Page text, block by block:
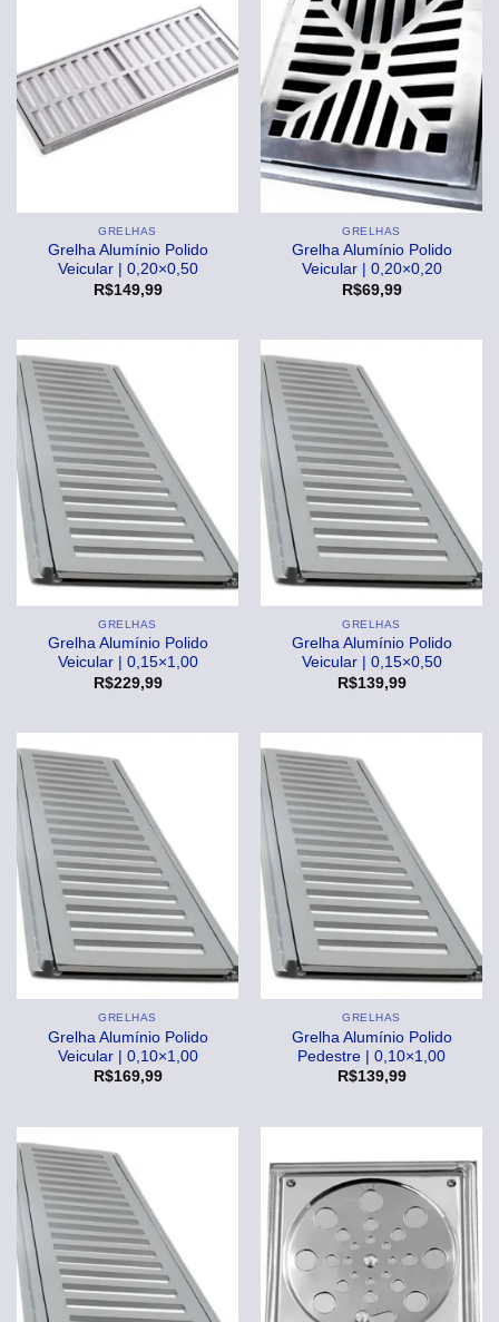
GRELHAS
Grelha Alumínio Polido
Veicular | 0,20×0,50
R$149,99
GRELHAS
Grelha Alumínio Polido
Veicular | 0,20×0,20
R$69,99
GRELHAS
Grelha Alumínio Polido
Veicular | 0,15×1,00
R$229,99
GRELHAS
Grelha Alumínio Polido
Veicular | 0,15×0,50
R$139,99
GRELHAS
Grelha Alumínio Polido
Veicular | 0,10×1,00
R$169,99
GRELHAS
Grelha Alumínio Polido
Pedestre | 0,10×1,00
R$139,99